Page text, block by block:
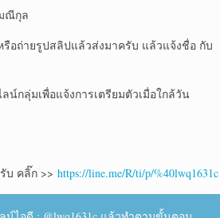
ณีกุล
รือถ่ายรูปสลิปแล้วส่งมาครับ แล้วแจ้งชื่อ กับ
น์กลุ่มเพื่อแจ้งการเตรียมตัวเมื่อใกล้วัน
บ คลิ๊ก >> https://line.me/R/ti/p/%40lwq1631c